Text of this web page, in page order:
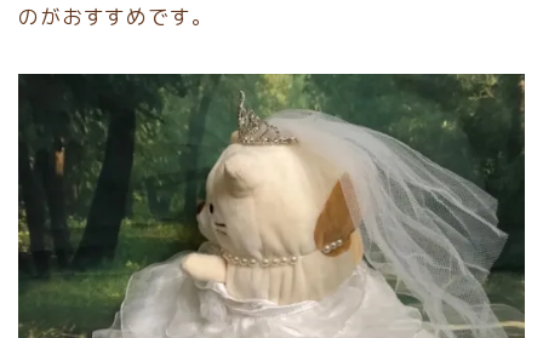
のがおすすめです。